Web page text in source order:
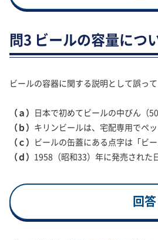
問3 ビールの容量につ
ビールの容器に関する説明として誤っ
（ａ）
日本で初めてビールの中びん（
（ｂ） キリンビールは、宅配専用でペ
（ｃ）
ビールの缶蓋にある点字は「ビ
（ｄ） 1958（昭和33）年に発売された
回